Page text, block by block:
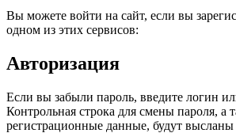
Вы можете войти на сайт, если вы
одном из этих сервисов:
Авторизация
Если вы забыли пароль, введите логин
Контрольная строка для смены пароля, а
регистрационные данные, будут